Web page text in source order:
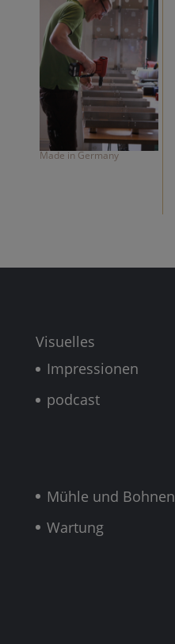
Made in Germany
Visuelles
Impressionen
podcast
Mühle und Bohnen
Wartung